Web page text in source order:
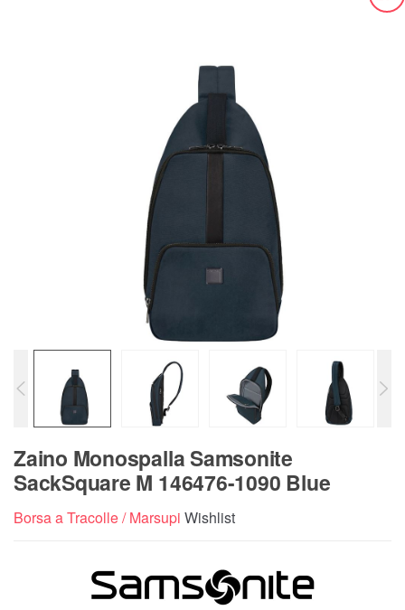
Zaino Monospalla Samsonite
SackSquare M 146476-1090 Blue
Borsa a Tracolle / Marsupi Wishlist